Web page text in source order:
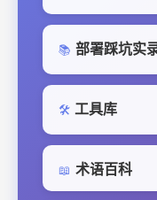
📚 部署踩坑实
🛠️ 工具库
📖 术语百科